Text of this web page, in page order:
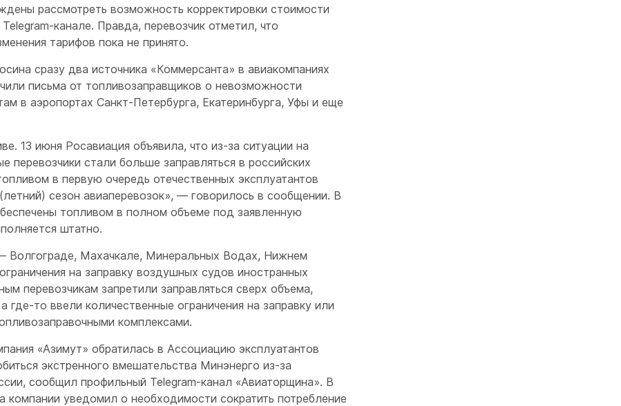
рассмотреть возможность корректировки стоимости
канале. Правда, перевозчик отметил, что
тарифов пока не принято.
сразу два источника «Коммерсанта» в авиакомпаниях
письма от топливозаправщиков о невозможности
в аэропортах Санкт-Петербурга, Екатеринбурга, Уфы и еще
13 июня Росавиация объявила, что из-за ситуации на
стали больше заправляться в российских
в первую очередь отечественных эксплуатантов
сезон авиаперевозок», — говорилось в сообщении. В
топливом в полном объеме под заявленную
штатно.
Волгограде, Махачкале, Минеральных Водах, Нижнем
на заправку воздушных судов иностранных
перевозчикам запретили заправляться сверх объема,
то ввели количественные ограничения на заправку или
комплексами.
«Азимут» обратилась в Ассоциацию эксплуатантов
экстренного вмешательства Минэнерго из-за
сообщил профильный Telegram-канал «Авиаторщина». В
уведомил о необходимости сократить потребление